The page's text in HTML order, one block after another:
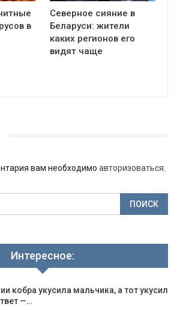
в
Северное сияние в
Беларуси: жители
каких регионов его
видят чаще
вам необходимо авторизоваться
Интересное:
кобра укусила мальчика, а тот укусил
—…